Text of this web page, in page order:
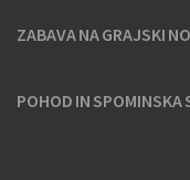
ZABAVA NA GRAJSKI
POHOD IN SPOMINSKA